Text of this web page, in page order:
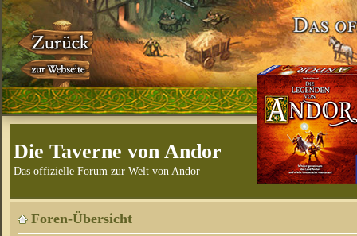
Die Taverne von Andor
Das offizielle Forum zur Welt von Andor
Foren-Übersicht